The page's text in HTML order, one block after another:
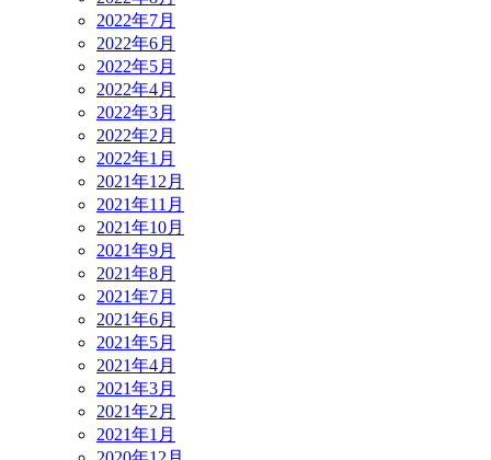
2022年7月
2022年6月
2022年5月
2022年4月
2022年3月
2022年2月
2022年1月
2021年12月
2021年11月
2021年10月
2021年9月
2021年8月
2021年7月
2021年6月
2021年5月
2021年4月
2021年3月
2021年2月
2021年1月